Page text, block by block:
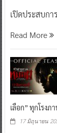
เปิดประสบก
Read More
เลือก” ทุกโรง
17 มิถุนายน